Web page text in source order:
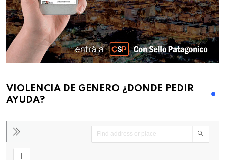
VIOLENCIA DE GENERO ¿DONDE PEDIR
AYUDA?